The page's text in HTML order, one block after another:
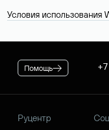
Условия использования
Помощь
Руцентр